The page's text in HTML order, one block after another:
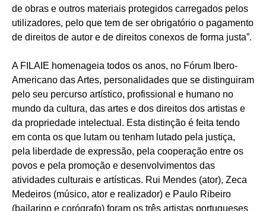
de obras e outros materiais protegidos carregados pelos
utilizadores, pelo que tem de ser obrigatório o pagamento
de direitos de autor e de direitos conexos de forma justa”.
A FILAIE homenageia todos os anos, no Fórum Ibero-
Americano das Artes, personalidades que se distinguiram
pelo seu percurso artístico, profissional e humano no
mundo da cultura, das artes e dos direitos dos artistas e
da propriedade intelectual. Esta distinção é feita tendo
em conta os que lutam ou tenham lutado pela justiça,
pela liberdade de expressão, pela cooperação entre os
povos e pela promoção e desenvolvimentos das
atividades culturais e artísticas. Rui Mendes (ator), Zeca
Medeiros (músico, ator e realizador) e Paulo Ribeiro
(bailarino e corógrafo) foram os três artistas portugueses